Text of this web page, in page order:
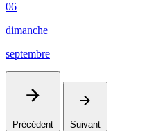
06
dimanche
septembre
Précédent Suivant